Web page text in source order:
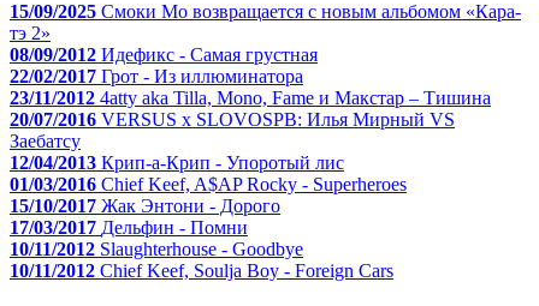
15/09/2025 Смоки Мо возвращается с новым альбомом «Кара-
тэ 2»
08/09/2012 Идефикс - Самая грустная
22/02/2017 Грот - Из иллюминатора
23/11/2012 4atty aka Tilla, Mono, Fame и Макстар – Тишина
20/07/2016 VERSUS x SLOVOSPB: Илья Мирный VS
Заебатсу
12/04/2013 Крип-а-Крип - Упоротый лис
01/03/2016 Chief Keef, A$AP Rocky - Superheroes
15/10/2017 Жак Энтони - Дорого
17/03/2017 Дельфин - Помни
10/11/2012 Slaughterhouse - Goodbye
10/11/2012 Chief Keef, Soulja Boy - Foreign Cars